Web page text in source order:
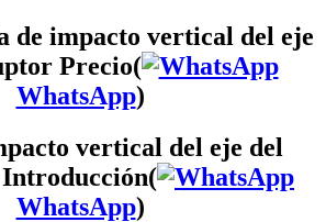
de impacto vertical del eje
Precio(
WhatsApp)
vertical del eje del
WhatsApp)